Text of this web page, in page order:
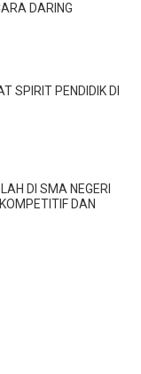
DARING
SPIRIT PENDIDIK DI
DI SMA NEGERI
DAN